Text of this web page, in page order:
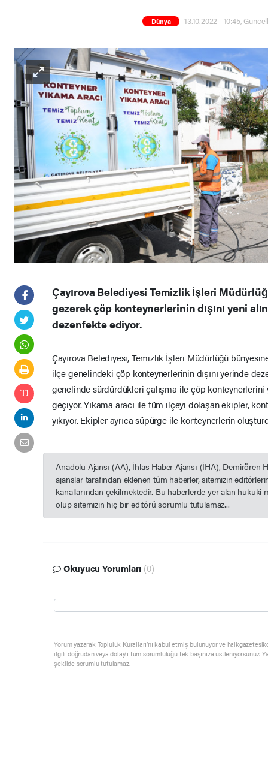
Dünya 13.10.2022 - 10:45,
Çayırova Belediyesi Temizlik İşleri
gezerek çöp konteynerlerinin dışını yeni
dezenfekte ediyor.
Çayırova Belediyesi, Temizlik İşleri Müdürlüğü
ilçe genelindeki çöp konteynerlerinin dışını yerinde
genelinde sürdürdükleri çalışma ile çöp konteynerlerini
geçiyor. Yıkama aracı ile tüm ilçeyi dolaşan ekipler,
yıkıyor. Ekipler ayrıca süpürge ile konteynerlerin
Anadolu Ajansı (AA), İhlas Haber Ajansı (İHA), Demirören
ajanslar tarafından eklenen tüm haberler, sitemizin
kanallarından çekilmektedir. Bu haberlerde yer alan hukuki
olup sitemizin hiç bir editörü sorumlu tutulamaz...
Okuyucu Yorumları (0)
Yorum yazarak Topluluk Kuralları’nı kabul etmiş bulunuyor ve
ilgili doğrudan veya dolaylı tüm sorumluluğu tek başınıza üstleniyorsunuz.
şekilde sorumlu tutulamaz.